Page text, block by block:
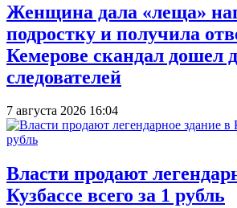
Женщина дала «леща»
подростку и получила
Кемерове скандал дошел
следователей
7 августа 2026 16:04
Власти продают
Кузбассе всего за 1 рубль